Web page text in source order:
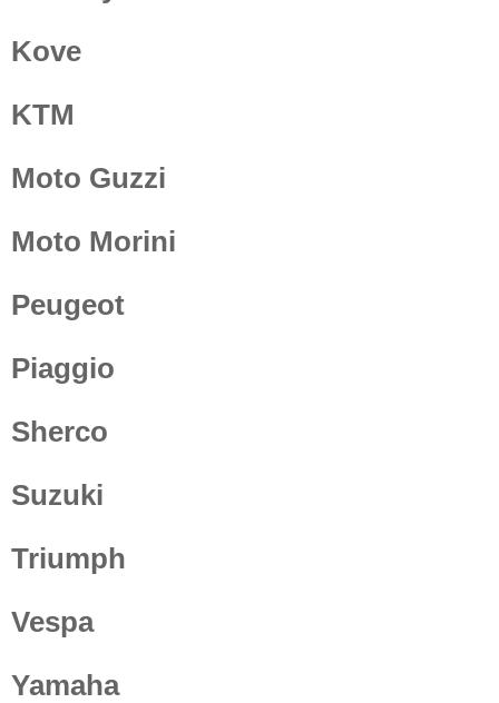
Kove
KTM
Moto Guzzi
Moto Morini
Peugeot
Piaggio
Sherco
Suzuki
Triumph
Vespa
Yamaha